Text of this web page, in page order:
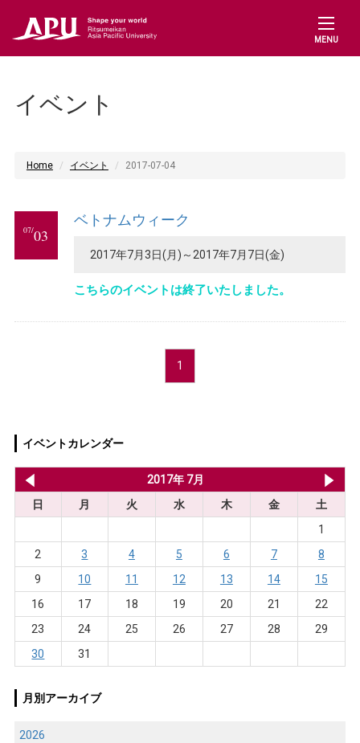
MENU
イベント
Home イベント 2017-07-04
07/03
ベトナムウィーク
2017年7月3日(月)～2017年7月7日(金)
こちらのイベントは終了いたしました。
1
イベントカレンダー
2017年 7月
日
月 火 水 木 金
土
1
2
3 4 5 6 7
8
9
10 11 12 13 14
15
16
17 18 19 20 21
22
23
24 25 26 27 28
29
30
31
月別アーカイブ
2026